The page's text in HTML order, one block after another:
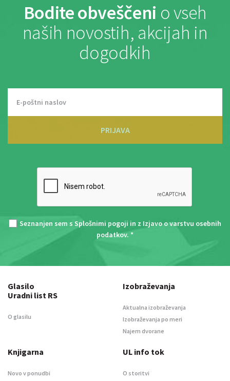
Bodite obveščeni o vseh
naših novostih, akcijah in
dogodkih
PRIJAVA
Seznanjen sem s Splošnimi pogoji in z Izjavo o varstvu osebnih
podatkov. *
Glasilo
Uradni list RS
O glasilu
Izobraževanja
Aktualna izobraževanja
Izobraževanja po meri
Najem dvorane
Knjigarna
Novo v ponudbi
UL info tok
O storitvi